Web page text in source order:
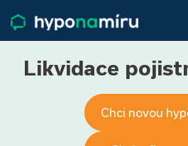
Životní pojištění
Pojištění nemovitosti
O nás
800 688 388
Likvidace
Chci novou